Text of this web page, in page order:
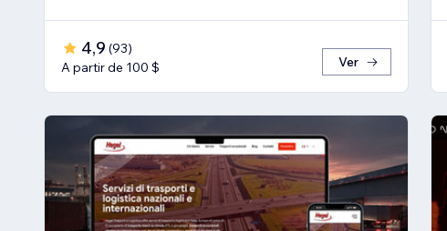
4,9 (93)
A partir de 100 $
Ver